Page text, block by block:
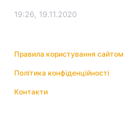
19:26, 19.11.2020
Правила користування сайтом
Політика конфіденційності
Контакти